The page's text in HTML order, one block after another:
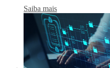
Saiba mais